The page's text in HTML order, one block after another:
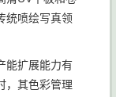
统喷绘写真领
能扩展能力有
，其色彩管理